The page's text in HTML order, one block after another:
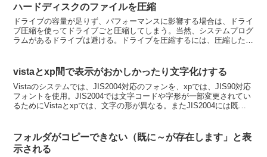
ハードディスクのファイルを圧縮
ドライブの容量が足りず、パフォーマンスに影響する場合は、ドライ
ブ圧縮を使ってドライブごと圧縮してしまう。当然、システムプログ
ラムがあるドライブは避ける。ドライブを圧縮するには、圧縮したい
vistaとxp間で表示がおかしかったり文字化けする
Vistaのシステムでは、JIS2004対応のフォンを、xpでは、JIS90対応
フォントを使用。JIS2004では文字コードや字形が一部変更されてい
るためにVistaとxpでは、文字の形が異なる。またJIS2004には既存
フォルダがコピーできない（既に～が存在します」と表
示される